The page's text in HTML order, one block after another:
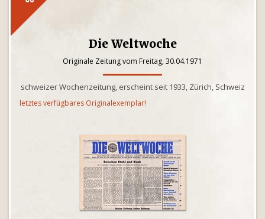
Die Weltwoche
Originale Zeitung vom Freitag, 30.04.1971
schweizer Wochenzeitung, erscheint seit 1933, Zürich, Schweiz
letztes verfügbares Originalexemplar!